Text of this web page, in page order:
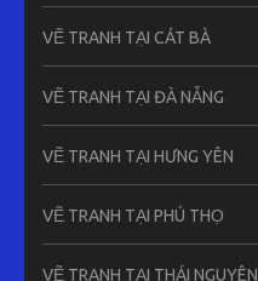
VẼ TRANH TẠI CÁT BÀ
VẼ TRANH TẠI ĐÀ NẴNG
VẼ TRANH TẠI HƯNG YÊN
VẼ TRANH TẠI PHÚ THỌ
VẼ TRANH TẠI THÁI NGUYÊN